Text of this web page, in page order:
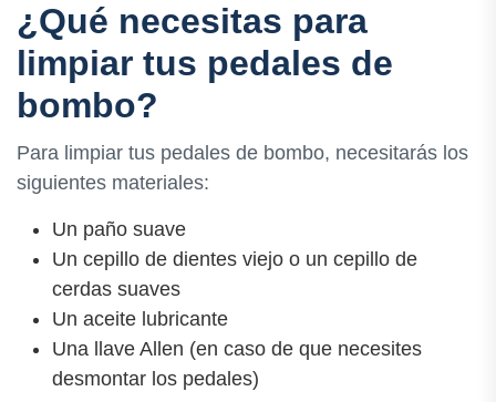
¿Qué necesitas para
limpiar tus pedales de
bombo?
Para limpiar tus pedales de bombo, necesitarás los
siguientes materiales:
Un paño suave
Un cepillo de dientes viejo o un cepillo de
cerdas suaves
Un aceite lubricante
Una llave Allen (en caso de que necesites
desmontar los pedales)